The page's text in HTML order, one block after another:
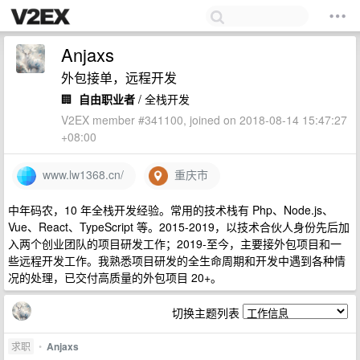
Anjaxs
外包接单，远程开发
🏢 自由职业者 / 全栈开发
V2EX member #341100, joined on 2018-08-14 15:47:27
+08:00
www.lw1368.cn/ 重庆市
中年码农，10 年全栈开发经验。常用的技术栈有 Php、Node.js、
Vue、React、TypeScript 等。2015-2019，以技术合伙人身份先后加
入两个创业团队的项目研发工作；2019-至今，主要接外包项目和一
些远程开发工作。我熟悉项目研发的全生命周期和开发中遇到各种情
况的处理，已交付高质量的外包项目 20+。
切换主题列表
求职 • Anjaxs